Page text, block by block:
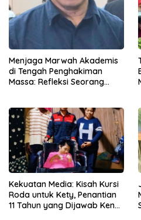
Menjaga Marwah Akademis
di Tengah Penghakiman
Massa: Refleksi Seorang
Kekuatan Media: Kisah Kursi
Roda untuk Kety, Penantian
11 Tahun yang Dijawab Ken